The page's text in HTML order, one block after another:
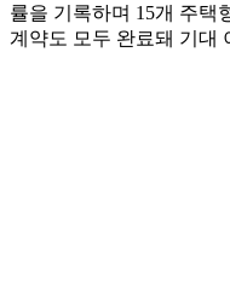
률을 기록하며 15개 주택
계약도 모두 완료돼 기대